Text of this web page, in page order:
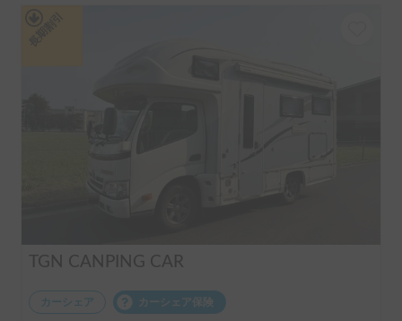
TGN CANPING CAR
カーシェア カーシェア保険